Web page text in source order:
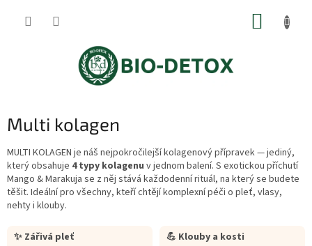
Multi kolagen
MULTI KOLAGEN je náš nejpokročilejší kolagenový přípravek — jediný,
který obsahuje 4 typy kolagenu v jednom balení. S exotickou příchutí
Mango & Marakuja se z něj stává každodenní rituál, na který se budete
těšit. Ideální pro všechny, kteří chtějí komplexní péči o pleť, vlasy,
nehty i klouby.
✨ Zářivá pleť 💪 Klouby a kosti